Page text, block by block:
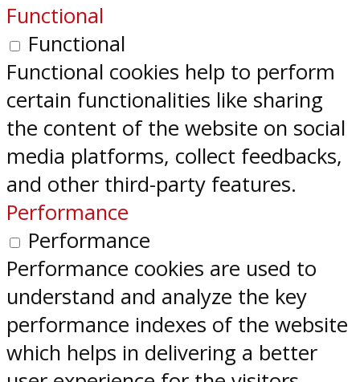
Functional
Functional
Functional cookies help to perform
certain functionalities like sharing
the content of the website on social
media platforms, collect feedbacks,
and other third-party features.
Performance
Performance
Performance cookies are used to
understand and analyze the key
performance indexes of the website
which helps in delivering a better